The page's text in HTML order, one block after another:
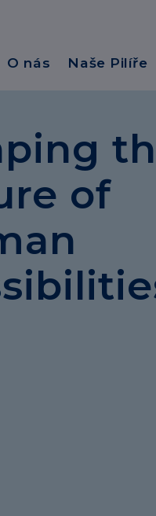
O nás Naše Pilíře
of